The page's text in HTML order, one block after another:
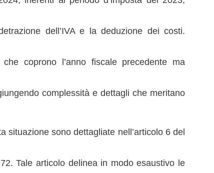
dell’IVA e la deduzione dei costi.
coprono l’anno fiscale precedente ma
complessità e dettagli che meritano
situazione sono dettagliate nell’articolo 6 del
Tale articolo delinea in modo esaustivo le